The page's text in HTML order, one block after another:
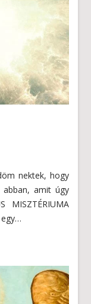
nektek, hogy
abban, amit úgy
MISZTÉRIUMA